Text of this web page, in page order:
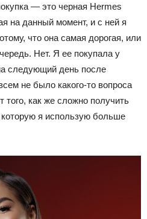
— это черная Hermes
на данный момент, и с ней я
что она самая дорогая, или
Нет. Я ее покупала у
следующий день после
не было какого-то вопроса
того, как же сложно получить
я использую больше